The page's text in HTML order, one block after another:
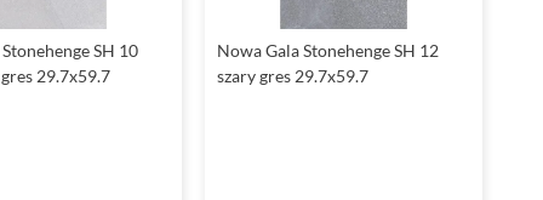
SH 10
29.7x59.7
Nowa Gala Stonehenge SH 12
szary gres 29.7x59.7